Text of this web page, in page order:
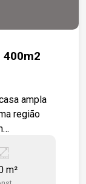
400m2
ampla
região
fácil
m²